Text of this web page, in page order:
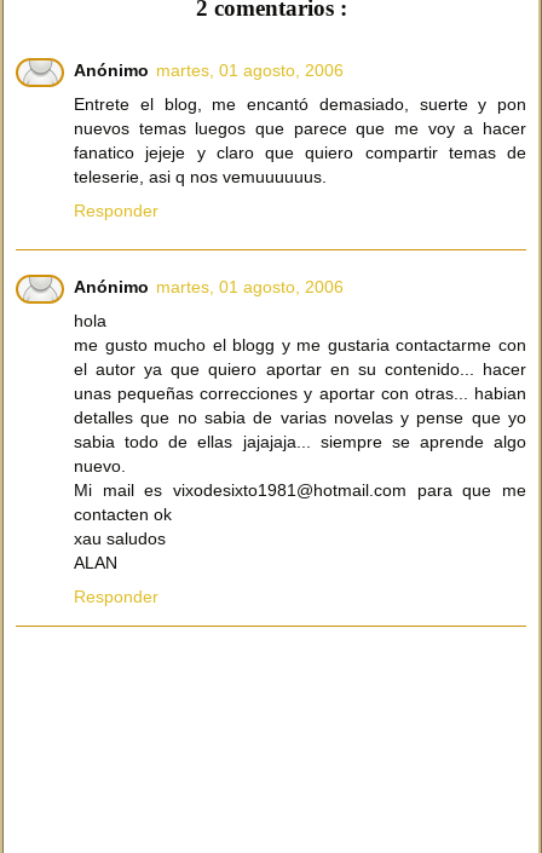
2 comentarios :
Anónimo martes, 01 agosto, 2006
Entrete el blog, me encantó demasiado, suerte y pon
nuevos temas luegos que parece que me voy a hacer
fanatico jejeje y claro que quiero compartir temas de
teleserie, asi q nos vemuuuuuus.
Responder
Anónimo martes, 01 agosto, 2006
hola
me gusto mucho el blogg y me gustaria contactarme con
el autor ya que quiero aportar en su contenido... hacer
unas pequeñas correcciones y aportar con otras... habian
detalles que no sabia de varias novelas y pense que yo
sabia todo de ellas jajajaja... siempre se aprende algo
nuevo.
Mi mail es vixodesixto1981@hotmail.com para que me
contacten ok
xau saludos
ALAN
Responder